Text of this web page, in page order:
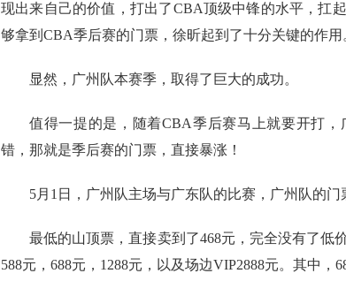
现出来自己的价值，打出了CBA顶级中锋的水平，扛
够拿到CBA季后赛的门票，徐昕起到了十分关键的作用
显然，广州队本赛季，取得了巨大的成功。
值得一提的是，随着CBA季后赛马上就要开打
错，那就是季后赛的门票，直接暴涨！
5月1日，广州队主场与广东队的比赛，广州队的门
最低的山顶票，直接卖到了468元，完全没有了低
588元，688元，1288元，以及场边VIP2888元。其中，